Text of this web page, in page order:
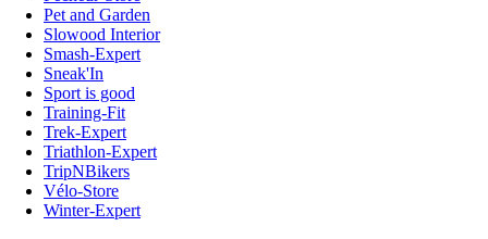
Pet and Garden
Slowood Interior
Smash-Expert
Sneak'In
Sport is good
Training-Fit
Trek-Expert
Triathlon-Expert
TripNBikers
Vélo-Store
Winter-Expert